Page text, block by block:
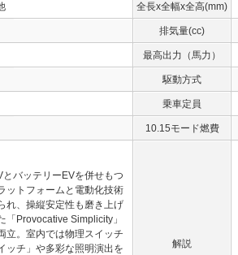
全長x全幅x全高(mm)
排気量(cc)
最高出力（馬力）
駆動方式
乗車定員
10.15モード燃費
バッテリーEVを併せもつ
ットフォームと電動化技術
れ、操縦安定性も磨き上げ
Provocative Simplicity」
立。室内では物理スイッチ
ッチ」や多彩な照明演出を
解説